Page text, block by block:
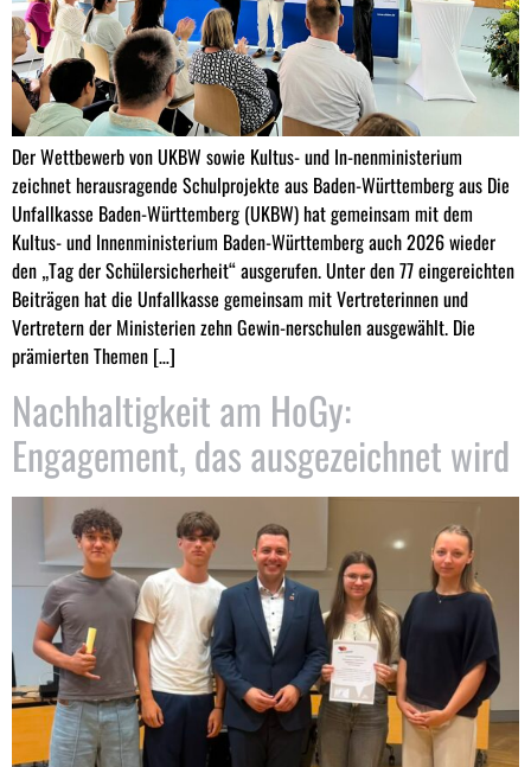
Der Wettbewerb von UKBW sowie Kultus- und In-nenministerium
zeichnet herausragende Schulprojekte aus Baden-Württemberg aus Die
Unfallkasse Baden-Württemberg (UKBW) hat gemeinsam mit dem
Kultus- und Innenministerium Baden-Württemberg auch 2026 wieder
den „Tag der Schülersicherheit“ ausgerufen. Unter den 77 eingereichten
Beiträgen hat die Unfallkasse gemeinsam mit Vertreterinnen und
Vertretern der Ministerien zehn Gewin-nerschulen ausgewählt. Die
prämierten Themen […]
Nachhaltigkeit am HoGy:
Engagement, das ausgezeichnet wird